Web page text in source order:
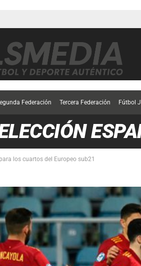
Federación Tercera Federación Fútbol
los cuartos del Europeo sub21